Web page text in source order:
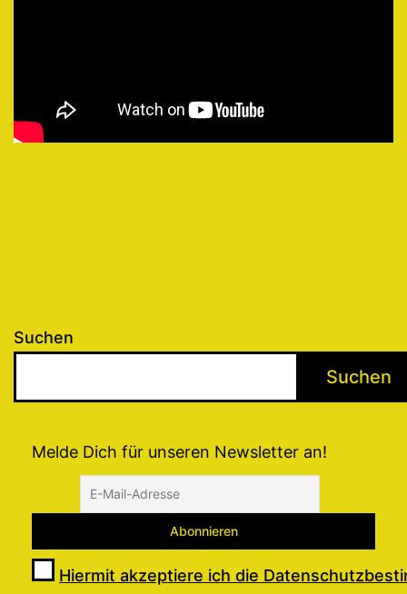
Suchen
Suchen
Melde Dich für unseren Newsletter an!
Hiermit akzeptiere ich die